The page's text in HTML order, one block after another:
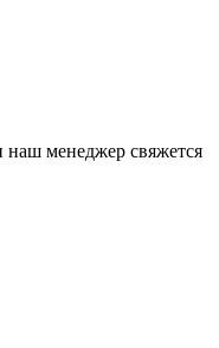
наш менеджер свяжется